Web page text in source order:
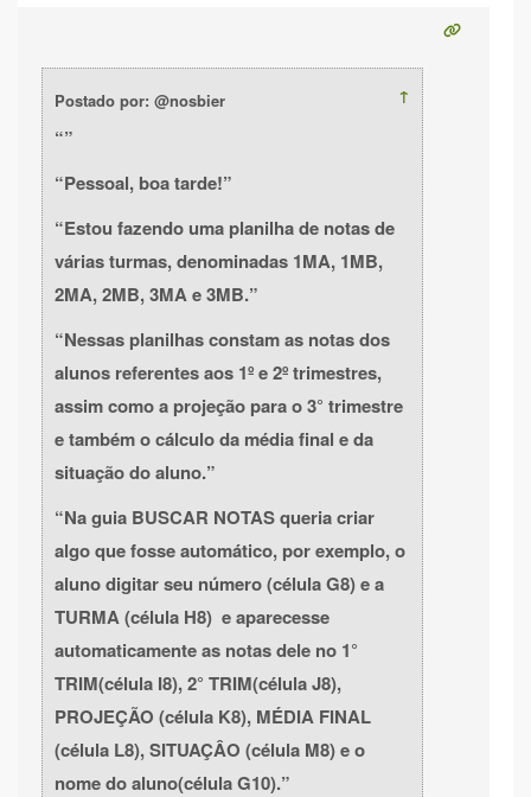
Postado por: @nosbier ↑
Pessoal, boa tarde!
Estou fazendo uma planilha de notas de
várias turmas, denominadas 1MA, 1MB,
2MA, 2MB, 3MA e 3MB.
Nessas planilhas constam as notas dos
alunos referentes aos 1º e 2º trimestres,
assim como a projeção para o 3° trimestre
e também o cálculo da média final e da
situação do aluno.
Na guia BUSCAR NOTAS queria criar
algo que fosse automático, por exemplo, o
aluno digitar seu número (célula G8) e a
TURMA (célula H8) e aparecesse
automaticamente as notas dele no 1°
TRIM(célula I8), 2° TRIM(célula J8),
PROJEÇÃO (célula K8), MÉDIA FINAL
(célula L8), SITUAÇÂO (célula M8) e o
nome do aluno(célula G10).